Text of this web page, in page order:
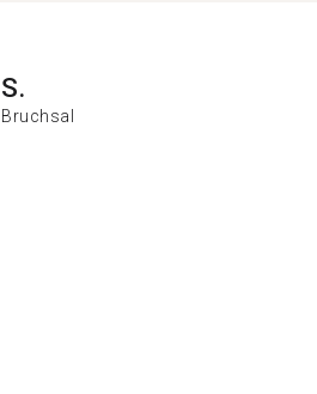
S.
Bruchsal